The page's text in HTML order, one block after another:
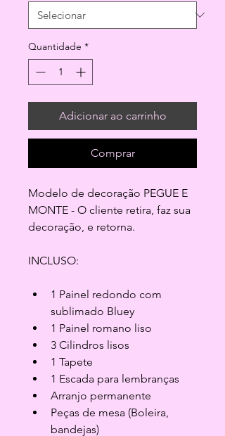
Quantidade *
Adicionar ao carrinho
Comprar
Modelo de decoração PEGUE E
MONTE - O cliente retira, faz sua
decoração, e retorna.
INCLUSO:
1 Painel redondo com
sublimado Bluey
1 Painel romano liso
3 Cilindros lisos
1 Tapete
1 Escada para lembranças
Arranjo permanente
Peças de mesa (Boleira,
bandejas)